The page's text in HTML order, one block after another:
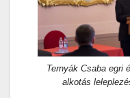
Ternyák Csaba egri
alkotás